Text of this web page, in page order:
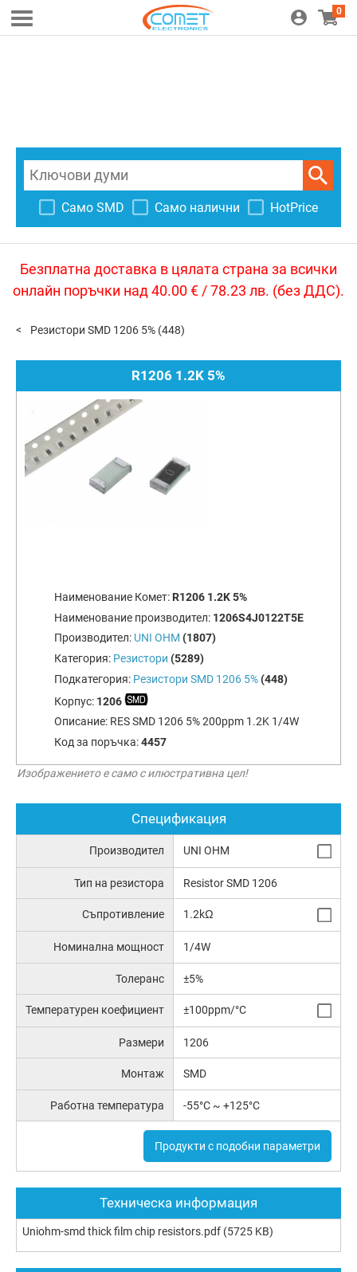
0
Само SMD Само налични HotPrice
Безплатна доставка в цялата страна за всички
онлайн поръчки над 40.00 € / 78.23 лв. (без ДДС).
Резистори SMD 1206 5% (448)
R1206 1.2K 5%
Наименование Комет: R1206 1.2K 5%
Наименование производител: 1206S4J0122T5E
Производител: UNI OHM (1807)
Категория: Резистори (5289)
Подкатегория: Резистори SMD 1206 5% (448)
Корпус: 1206
Описание: RES SMD 1206 5% 200ppm 1.2K 1/4W
Код за поръчка:4457
Изображението е само с илюстративна цел!
Спецификация
Производител UNI OHM
Тип на резистора Resistor SMD 1206
Съпротивление 1.2kΩ
Номинална мощност 1/4W
Толеранс ±5%
Температурен коефициент ±100ppm/°C
Размери 1206
Монтаж SMD
Работна температура -55°C ~ +125°C
Продукти с подобни параметри
Техническа информация
Uniohm-smd thick film chip resistors.pdf (5725 KB)